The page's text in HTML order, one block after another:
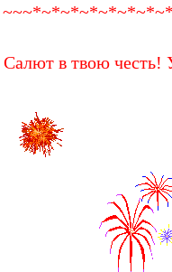
Салют в твою честь!